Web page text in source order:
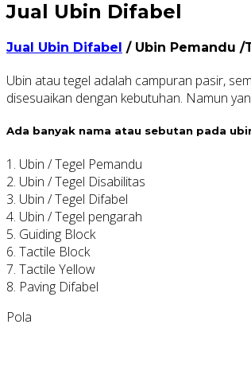
Jual Ubin Difabel
Jual Ubin Difabel / Ubin Pemandu
Ubin atau tegel adalah campuran pasir,
disesuaikan dengan kebutuhan. Namun
Ada banyak nama atau sebutan pada
1. Ubin / Tegel Pemandu
2. Ubin / Tegel Disabilitas
3. Ubin / Tegel Difabel
4. Ubin / Tegel pengarah
5. Guiding Block
6. Tactile Block
7. Tactile Yellow
8. Paving Difabel
Pola